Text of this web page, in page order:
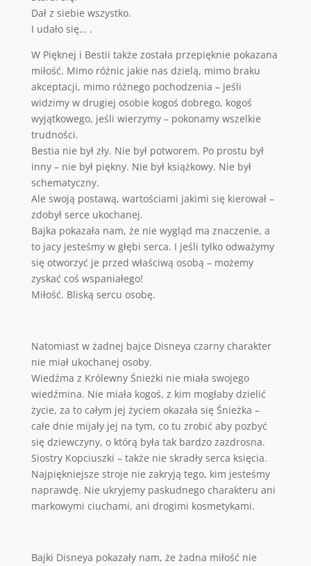
Dał z siebie wszystko.
I udało się… .
W Pięknej i Bestii także została przepięknie pokazana
miłość. Mimo różnic jakie nas dzielą, mimo braku
akceptacji, mimo różnego pochodzenia – jeśli
widzimy w drugiej osobie kogoś dobrego, kogoś
wyjątkowego, jeśli wierzymy – pokonamy wszelkie
trudności.
Bestia nie był zły. Nie był potworem. Po prostu był
inny – nie był piękny. Nie był książkowy. Nie był
schematyczny.
Ale swoją postawą, wartościami jakimi się kierował –
zdobył serce ukochanej.
Bajka pokazała nam, że nie wygląd ma znaczenie, a
to jacy jesteśmy w głębi serca. I jeśli tylko odważymy
się otworzyć je przed właściwą osobą – możemy
zyskać coś wspaniałego!
Miłość. Bliską sercu osobę.
Natomiast w żadnej bajce Disneya czarny charakter
nie miał ukochanej osoby.
Wiedźma z Królewny Śnieżki nie miała swojego
wiedźmina. Nie miała kogoś, z kim mogłaby dzielić
życie, za to całym jej życiem okazała się Śnieżka –
całe dnie mijały jej na tym, co tu zrobić aby pozbyć
się dziewczyny, o którą była tak bardzo zazdrosna.
Siostry Kopciuszki – także nie skradły serca księcia.
Najpiękniejsze stroje nie zakryją tego, kim jesteśmy
naprawdę. Nie ukryjemy paskudnego charakteru ani
markowymi ciuchami, ani drogimi kosmetykami.
Bajki Disneya pokazały nam, że żadna miłość nie